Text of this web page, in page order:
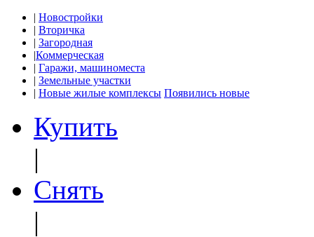
| Новостройки
| Вторичка
| Загородная
|Коммерческая
| Гаражи, машиноместа
| Земельные участки
| Новые жилые комплексы Появились новые
Купить
|
Снять
|